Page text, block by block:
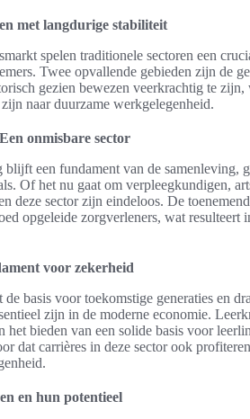
met langdurige stabiliteit
spelen traditionele sectoren een
Twee opvallende gebieden zijn de
gezien bewezen veerkrachtig te
naar duurzame werkgelegenheid.
onmisbare sector
blijft een fundament van de samenleving,
Of het nu gaat om verpleegkundigen,
deze sector zijn eindeloos. De
opgeleide zorgverleners, wat resulteert
voor zekerheid
basis voor toekomstige generaties en
zijn in de moderne economie.
het bieden van een solide basis voor
dat carrières in deze sector ook
en hun potentieel